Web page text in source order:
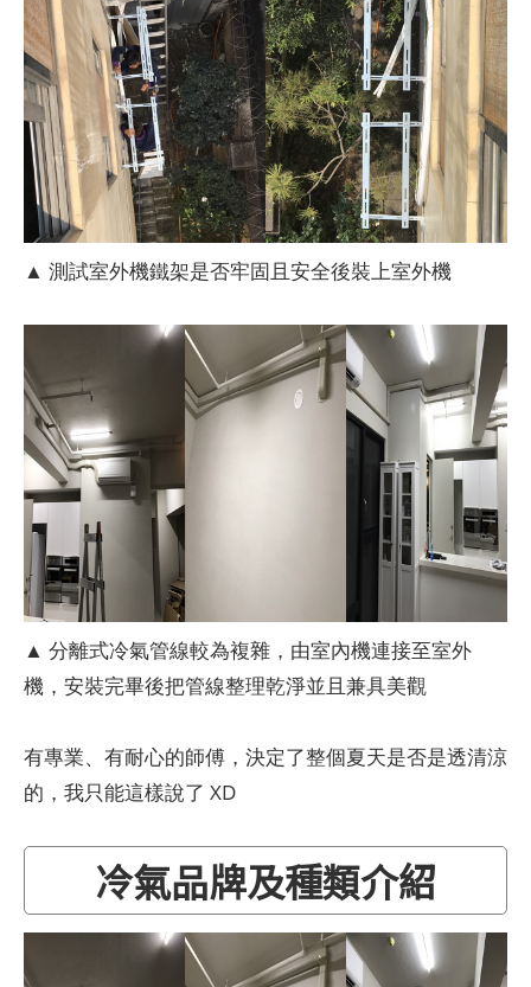
▲ 測試室外機鐵架是否牢固且安全後裝上室外機
▲ 分離式冷氣管線較為複雜，由室內機連接至室外
機，安裝完畢後把管線整理乾淨並且兼具美觀
有專業、有耐心的師傅，決定了整個夏天是否是透清涼
的，我只能這樣說了 XD
冷氣品牌及種類介紹